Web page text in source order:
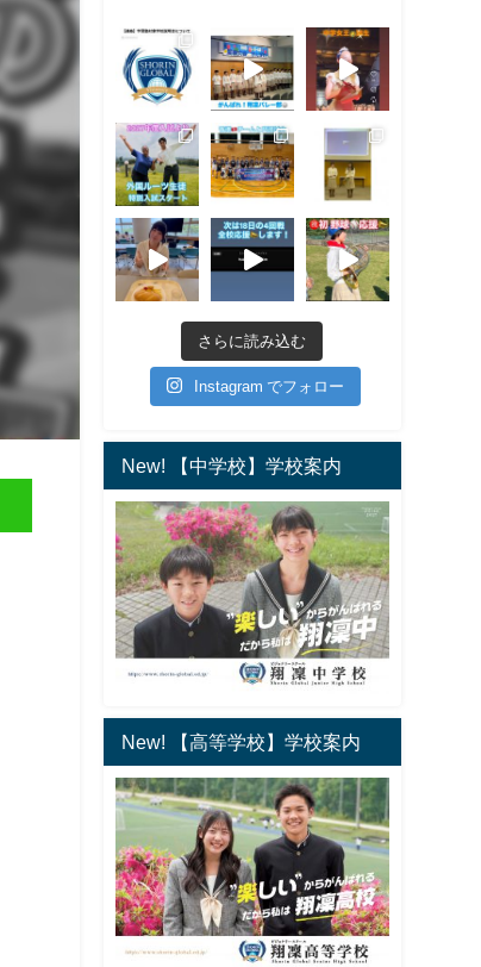
さらに読み込む
Instagram でフォロー
New! 【中学校】学校案内
New! 【高等学校】学校案内